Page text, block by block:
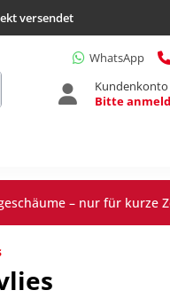
versendet
WhatsApp
Kundenkonto
Bitte
– nur für kurze